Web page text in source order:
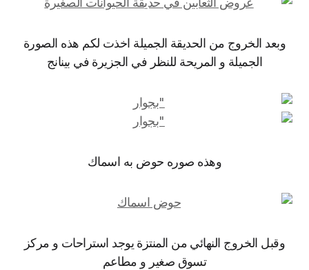
وبعد الخروج من الحديقة الجميلة اخذت لكم هذه الصورة
الجميلة و المريحة للنظر في الجزيرة في بينانج
وهذه صوره حوض به اسماك
وقبل الخروج النهائي من المنتزة يوجد استراحات و مركز
تسوق صغير و مطاعم